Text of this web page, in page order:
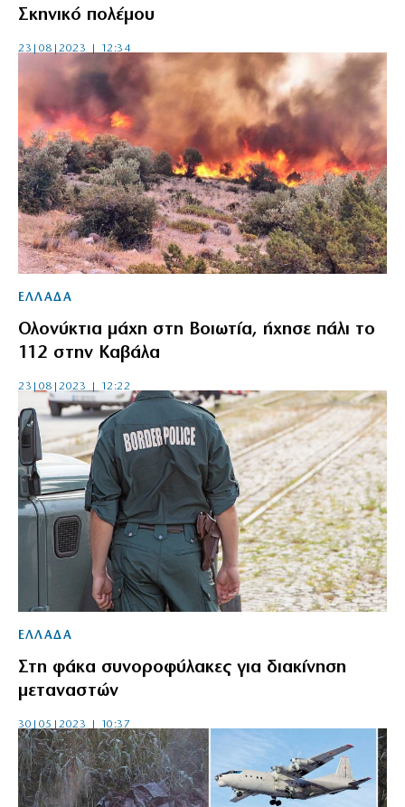
Σκηνικό πολέμου
23|08|2023 | 12:34
ΕΛΛΑΔΑ
Ολονύκτια μάχη στη Βοιωτία, ήχησε πάλι το
112 στην Καβάλα
23|08|2023 | 12:22
ΕΛΛΑΔΑ
Στη φάκα συνοροφύλακες για διακίνηση
μεταναστών
30|05|2023 | 10:37